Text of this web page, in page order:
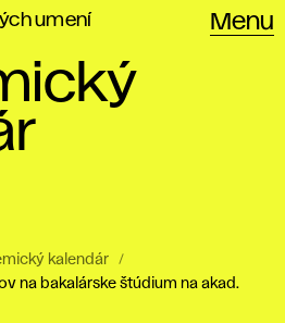
umení
Menu
kalendár
na bakalárske štúdium na akad.